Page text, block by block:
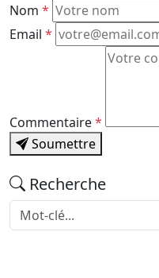
Nom *
Email *
Commentaire*
Soumettre
Recherche